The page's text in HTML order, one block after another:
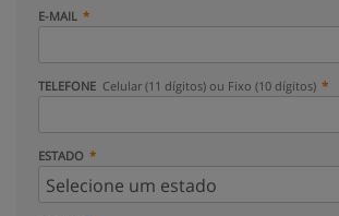
E-MAIL
TELEFONE Celular (11 dígitos) ou Fixo (10 dígitos)
ESTADO